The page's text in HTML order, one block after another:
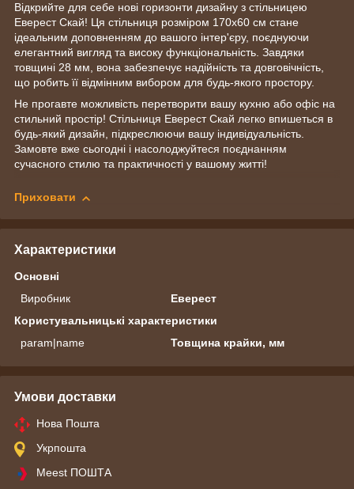
Відкрийте для себе нові горизонти дизайну з стільницею
Еверест Скай! Ця стільниця розміром 170х60 см стане
ідеальним доповненням до вашого інтер'єру, поєднуючи
елегантний вигляд та високу функціональність. Завдяки
товщині 28 мм, вона забезпечує надійність та довговічність,
що робить її відмінним вибором для будь-якого простору.
Не прогавте можливість перетворити вашу кухню або офіс на
стильний простір! Стільниця Еверест Скай легко впишеться в
будь-який дизайн, підкреслюючи вашу індивідуальність.
Замовте вже сьогодні і насолоджуйтеся поєднанням
сучасного стилю та практичності у вашому житті!
Приховати
Характеристики
Основні
Виробник
Еверест
Користувальницькі характеристики
param|name
Товщина крайки, мм
Умови доставки
Нова Пошта
Укрпошта
Meest ПОШТА